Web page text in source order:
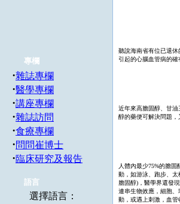
專欄
·雜誌專欄
·醫學專欄
·講座專欄
·雜誌訪問
·食療專欄
·問問崔博士
·臨床研究及報告
語言
選擇語言：
聽說海南省有位已退
引起的心腦血管病的確
近年來高膽固醇、甘
醇的藥便可解決問題，
人體內最少75%的膽
動，如游泳、跑步、
膽固醇)，醫學界還發
連串生物效應，細胞
動，或遇上刺激，血